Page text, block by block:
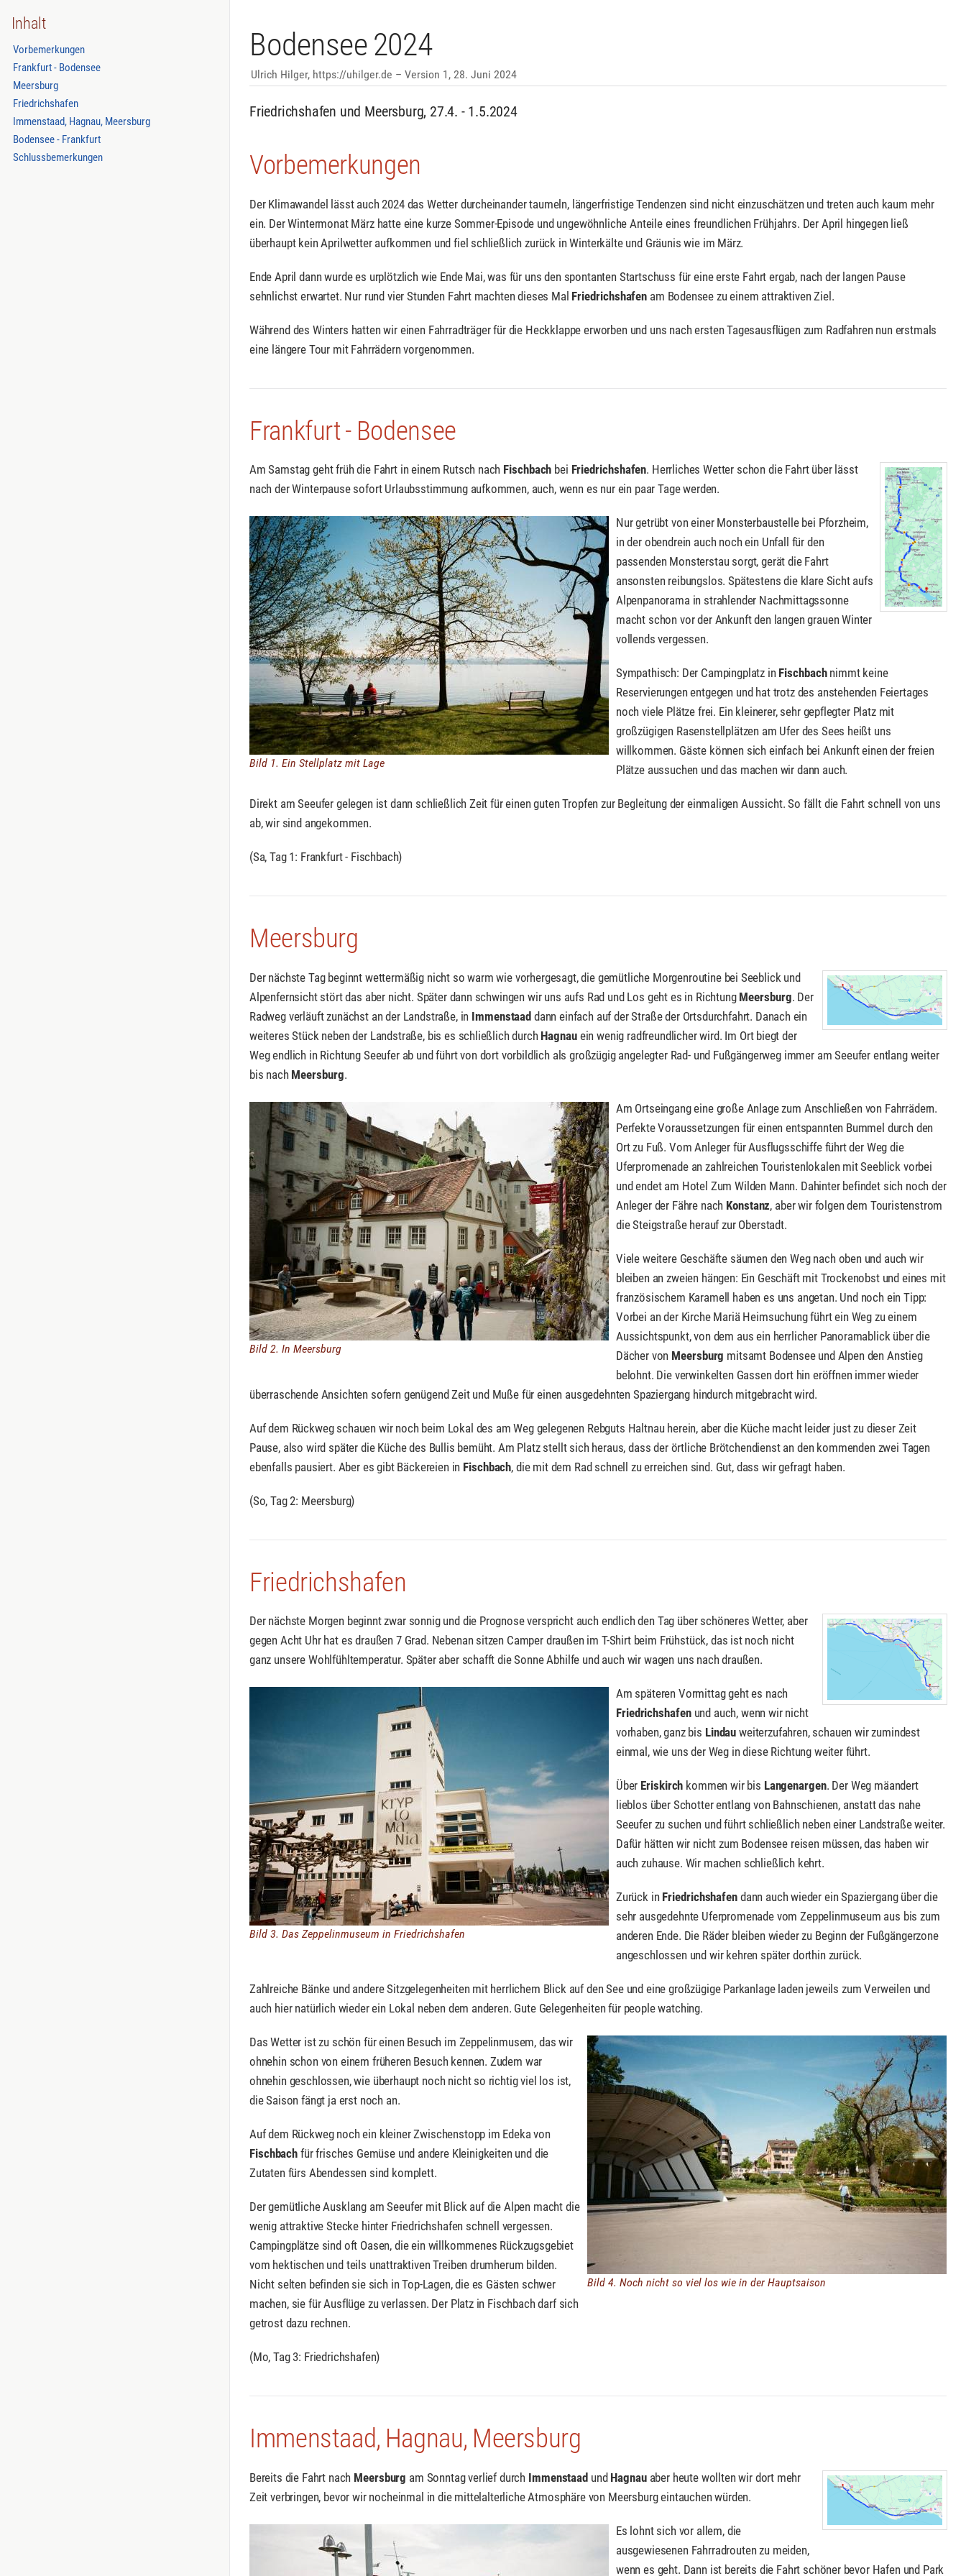
Bodensee 2024
Ulrich Hilger, https://uhilger.de Version 1, 28. Juni 2024
Inhalt
Vorbemerkungen
Frankfurt - Bodensee
Meersburg
Friedrichshafen
Immenstaad, Hagnau, Meersburg
Bodensee - Frankfurt
Schlussbemerkungen
Friedrichshafen und Meersburg, 27.4. - 1.5.2024
Vorbemerkungen
Der Klimawandel lässt auch 2024 das Wetter durcheinander taumeln, längerfristige Tendenzen sind nicht einzuschätzen und treten auch kaum mehr
ein. Der Wintermonat März hatte eine kurze Sommer-Episode und ungewöhnliche Anteile eines freundlichen Frühjahrs. Der April hingegen ließ
überhaupt kein Aprilwetter aufkommen und fiel schließlich zurück in Winterkälte und Gräunis wie im März.
Ende April dann wurde es urplötzlich wie Ende Mai, was für uns den spontanten Startschuss für eine erste Fahrt ergab, nach der langen Pause
sehnlichst erwartet. Nur rund vier Stunden Fahrt machten dieses Mal Friedrichshafen am Bodensee zu einem attraktiven Ziel.
Während des Winters hatten wir einen Fahrradträger für die Heckklappe erworben und uns nach ersten Tagesausflügen zum Radfahren nun erstmals
eine längere Tour mit Fahrrädern vorgenommen.
Frankfurt - Bodensee
Am Samstag geht früh die Fahrt in einem Rutsch nach Fischbach bei Friedrichshafen. Herrliches Wetter schon die Fahrt über lässt
nach der Winterpause sofort Urlaubsstimmung aufkommen, auch, wenn es nur ein paar Tage werden.
Bild 1. Ein Stellplatz mit Lage
Nur getrübt von einer Monsterbaustelle bei Pforzheim,
in der obendrein auch noch ein Unfall für den
passenden Monsterstau sorgt, gerät die Fahrt
ansonsten reibungslos. Spätestens die klare Sicht aufs
Alpenpanorama in strahlender Nachmittagssonne
macht schon vor der Ankunft den langen grauen Winter
vollends vergessen.
Sympathisch: Der Campingplatz in Fischbachnimmt keine
Reservierungen entgegen und hat trotz des anstehenden Feiertages
noch viele Plätze frei. Ein kleinerer, sehr gepflegter Platz mit
großzügigen Rasenstellplätzen am Ufer des Sees heißt uns
willkommen. Gäste können sich einfach bei Ankunft einen der freien
Plätze aussuchen und das machen wir dann auch.
Direkt am Seeufer gelegen ist dann schließlich Zeit für einen guten Tropfen zur Begleitung der einmaligen Aussicht. So fällt die Fahrt schnell von uns
ab, wir sind angekommen.
(Sa, Tag 1: Frankfurt - Fischbach)
Meersburg
Der nächste Tag beginnt wettermäßig nicht so warm wie vorhergesagt, die gemütliche Morgenroutine bei Seeblick und
Alpenfernsicht stört das aber nicht. Später dann schwingen wir uns aufs Rad und Los geht es in Richtung Meersburg. Der
Radweg verläuft zunächst an der Landstraße, in Immenstaad dann einfach auf der Straße der Ortsdurchfahrt. Danach ein
weiteres Stück neben der Landstraße, bis es schließlich durch Hagnauein wenig radfreundlicher wird. Im Ort biegt der
Weg endlich in Richtung Seeufer ab und führt von dort vorbildlich als großzügig angelegter Rad- und Fußgängerweg immer am Seeufer entlang weiter
bis nach Meersburg.
Bild 2. In Meersburg
Am Ortseingang eine große Anlage zum Anschließen von Fahrrädern.
Perfekte Voraussetzungen für einen entspannten Bummel durch den
Ort zu Fuß. Vom Anleger für Ausflugsschiffe führt der Weg die
Uferpromenade an zahlreichen Touristenlokalen mit Seeblick vorbei
und endet am Hotel Zum Wilden Mann. Dahinter befindet sich noch der
Anleger der Fähre nach Konstanz, aber wir folgen dem Touristenstrom
die Steigstraße herauf zur Oberstadt.
Viele weitere Geschäfte säumen den Weg nach oben und auch wir
bleiben an zweien hängen: Ein Geschäft mit Trockenobst und eines mit
französischem Karamell haben es uns angetan. Und noch ein Tipp:
Vorbei an der Kirche Mariä Heimsuchung führt ein Weg zu einem
Aussichtspunkt, von dem aus ein herrlicher Panoramablick über die
Dächer von Meersburg mitsamt Bodensee und Alpen den Anstieg
belohnt. Die verwinkelten Gassen dort hin eröffnen immer wieder
überraschende Ansichten sofern genügend Zeit und Muße für einen ausgedehnten Spaziergang hindurch mitgebracht wird.
Auf dem Rückweg schauen wir noch beim Lokal des am Weg gelegenen Rebguts Haltnau herein, aber die Küche macht leider just zu dieser Zeit
Pause, also wird später die Küche des Bullis bemüht. Am Platz stellt sich heraus, dass der örtliche Brötchendienst an den kommenden zwei Tagen
ebenfalls pausiert. Aber es gibt Bäckereien in Fischbach, die mit dem Rad schnell zu erreichen sind. Gut, dass wir gefragt haben.
(So, Tag 2: Meersburg)
Friedrichshafen
Der nächste Morgen beginnt zwar sonnig und die Prognose verspricht auch endlich den Tag über schöneres Wetter, aber
gegen Acht Uhr hat es draußen 7 Grad. Nebenan sitzen Camper draußen im T-Shirt beim Frühstück, das ist noch nicht
ganz unsere Wohlfühltemperatur. Später aber schafft die Sonne Abhilfe und auch wir wagen uns nach draußen.
Bild 3. Das Zeppelinmuseum in Friedrichshafen
Am späteren Vormittag geht es nach
Friedrichshafenund auch, wenn wir nicht
vorhaben, ganz bis Lindau weiterzufahren, schauen wir zumindest
einmal, wie uns der Weg in diese Richtung weiter führt.
Über Eriskirch kommen wir bis Langenargen. Der Weg mäandert
lieblos über Schotter entlang von Bahnschienen, anstatt das nahe
Seeufer zu suchen und führt schließlich neben einer Landstraße weiter.
Dafür hätten wir nicht zum Bodensee reisen müssen, das haben wir
auch zuhause. Wir machen schließlich kehrt.
Zurück in Friedrichshafen dann auch wieder ein Spaziergang über die
sehr ausgedehnte Uferpromenade vom Zeppelinmuseum aus bis zum
anderen Ende. Die Räder bleiben wieder zu Beginn der Fußgängerzone
angeschlossen und wir kehren später dorthin zurück.
Zahlreiche Bänke und andere Sitzgelegenheiten mit herrlichem Blick auf den See und eine großzügige Parkanlage laden jeweils zum Verweilen und
auch hier natürlich wieder ein Lokal neben dem anderen. Gute Gelegenheiten für people watching.
Bild 4. Noch nicht so viel los wie in der Hauptsaison
Das Wetter ist zu schön für einen Besuch im Zeppelinmusem, das wir
ohnehin schon von einem früheren Besuch kennen. Zudem war
ohnehin geschlossen, wie überhaupt noch nicht so richtig viel los ist,
die Saison fängt ja erst noch an.
Auf dem Rückweg noch ein kleiner Zwischenstopp im Edeka von
Fischbach für frisches Gemüse und andere Kleinigkeiten und die
Zutaten fürs Abendessen sind komplett.
Der gemütliche Ausklang am Seeufer mit Blick auf die Alpen macht die
wenig attraktive Stecke hinter Friedrichshafen schnell vergessen.
Campingplätze sind oft Oasen, die ein willkommenes Rückzugsgebiet
vom hektischen und teils unattraktiven Treiben drumherum bilden.
Nicht selten befinden sie sich in Top-Lagen, die es Gästen schwer
machen, sie für Ausflüge zu verlassen. Der Platz in Fischbach darf sich
getrost dazu rechnen.
(Mo, Tag 3: Friedrichshafen)
Immenstaad, Hagnau, Meersburg
Bereits die Fahrt nach Meersburg am Sonntag verlief durch Immenstaad und Hagnauaber heute wollten wir dort mehr
Zeit verbringen, bevor wir nocheinmal in die mittelalterliche Atmosphäre von Meersburg eintauchen würden.
Es lohnt sich vor allem, die
ausgewiesenen Fahrradrouten zu meiden,
wenn es geht. Dann ist bereits die Fahrt schöner bevor Hafen und Park